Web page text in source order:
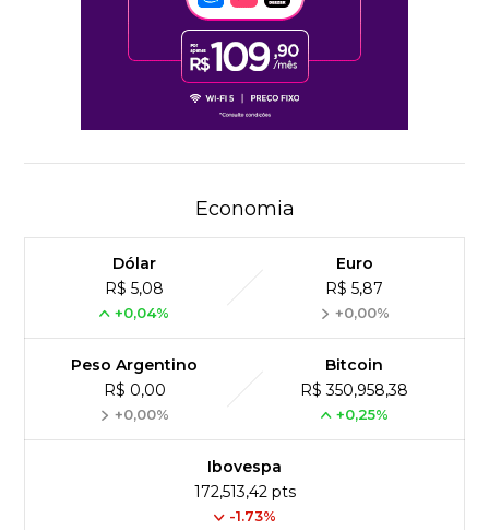
Economia
Dólar
R$ 5,08
+0,04%
Euro
R$ 5,87
+0,00%
Peso Argentino
R$ 0,00
+0,00%
Bitcoin
R$ 350,958,38
+0,25%
Ibovespa
172,513,42 pts
-1.73%